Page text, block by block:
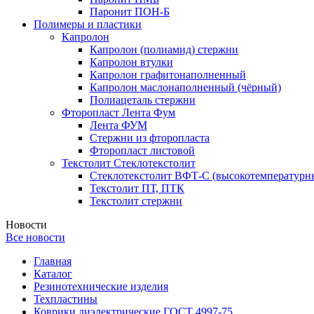
Паронит ПОН-Б
Полимеры и пластики
Капролон
Капролон (полиамид) стержни
Капролон втулки
Капролон графитонаполненный
Капролон маслонаполненный (чёрный)
Полиацеталь стержни
Фторопласт Лента Фум
Лента ФУМ
Стержни из фторопласта
Фторопласт листовой
Текстолит Стеклотекстолит
Стеклотекстолит ВФТ-С
Текстолит ПТ, ПТК
Текстолит стержни
Новости
Все новости
Главная
Каталог
Резинотехнические изделия
Техпластины
Коврики диэлектрические ГОСТ 4997-75